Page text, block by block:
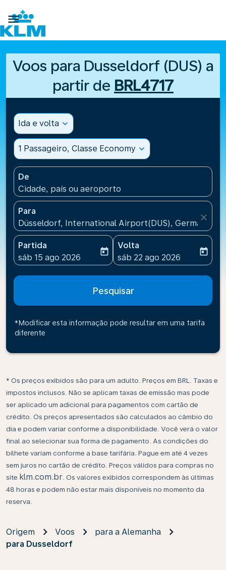

Voos para Dusseldorf (DUS) a
partir de BRL4717
Ida e volta expand_more
1 Passageiro, Classe Economy expand_more
De
Cidade, país ou aeroporto
Para
Düsseldorf, International Airport(DUS), Germany
close
Partida
fc-booking-departure-date-aria-label
sáb 15 ago 2026
today
Volta
fc-booking-return-date-
sáb 22 ago 2026
today
Pesquisar
*Modificar esta informação pode resultar em uma tarifa
diferente
* Os preços exibidos são para um adulto. Preços em BRL. Taxas e
impostos inclusos. Não se aplicam taxas de emissão mas pode
ser aplicado um adicional para pagamentos com cartão de
crédito. Os preços apresentados são calculados ao câmbio do
dia e podem variar conforme a disponibilidade. Você verá o valor
final ao selecionar sua forma de pagamento. As condições do
bilhete variam conforme a base tarifária. Pague em até 4 vezes
sem juros no cartão de crédito. Preços válidos para compras no
site klm.com.br . Os valores exibidos correspondem às últimas
48 horas e podem não estar mais disponíveis no momento da
reserva.
Origem Voos
para a Alemanha
para Dusseldorf